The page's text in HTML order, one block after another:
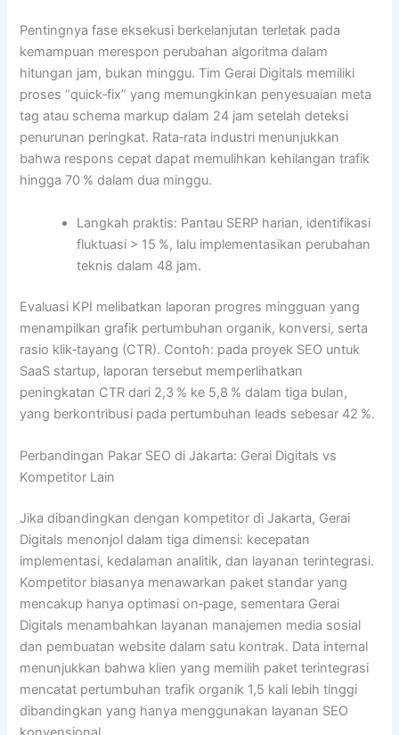
Pentingnya fase eksekusi berkelanjutan terletak pada
kemampuan merespon perubahan algoritma dalam
hitungan jam, bukan minggu. Tim Gerai Digitals memiliki
proses “quick‑fix” yang memungkinkan penyesuaian meta
tag atau schema markup dalam 24 jam setelah deteksi
penurunan peringkat. Rata‑rata industri menunjukkan
bahwa respons cepat dapat memulihkan kehilangan trafik
hingga 70 % dalam dua minggu.
Langkah praktis: Pantau SERP harian, identifikasi
fluktuasi > 15 %, lalu implementasikan perubahan
teknis dalam 48 jam.
Evaluasi KPI melibatkan laporan progres mingguan yang
menampilkan grafik pertumbuhan organik, konversi, serta
rasio klik‑tayang (CTR). Contoh: pada proyek SEO untuk
SaaS startup, laporan tersebut memperlihatkan
peningkatan CTR dari 2,3 % ke 5,8 % dalam tiga bulan,
yang berkontribusi pada pertumbuhan leads sebesar 42 %.
Perbandingan Pakar SEO di Jakarta: Gerai Digitals vs
Kompetitor Lain
Jika dibandingkan dengan kompetitor di Jakarta, Gerai
Digitals menonjol dalam tiga dimensi: kecepatan
implementasi, kedalaman analitik, dan layanan terintegrasi.
Kompetitor biasanya menawarkan paket standar yang
mencakup hanya optimasi on‑page, sementara Gerai
Digitals menambahkan layanan manajemen media sosial
dan pembuatan website dalam satu kontrak. Data internal
menunjukkan bahwa klien yang memilih paket terintegrasi
mencatat pertumbuhan trafik organik 1,5 kali lebih tinggi
dibandingkan yang hanya menggunakan layanan SEO